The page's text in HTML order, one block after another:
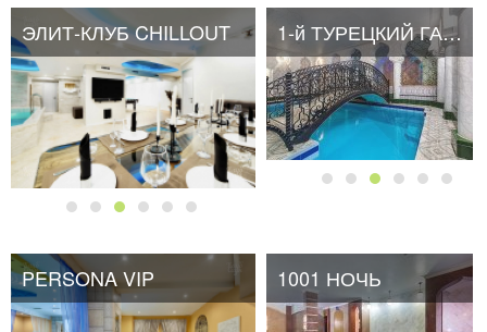
ЭЛИТ-КЛУБ CHILLOUT 1-й ТУРЕЦКИЙ ГАМБИТ
PERSONA VIP 1001 НОЧЬ